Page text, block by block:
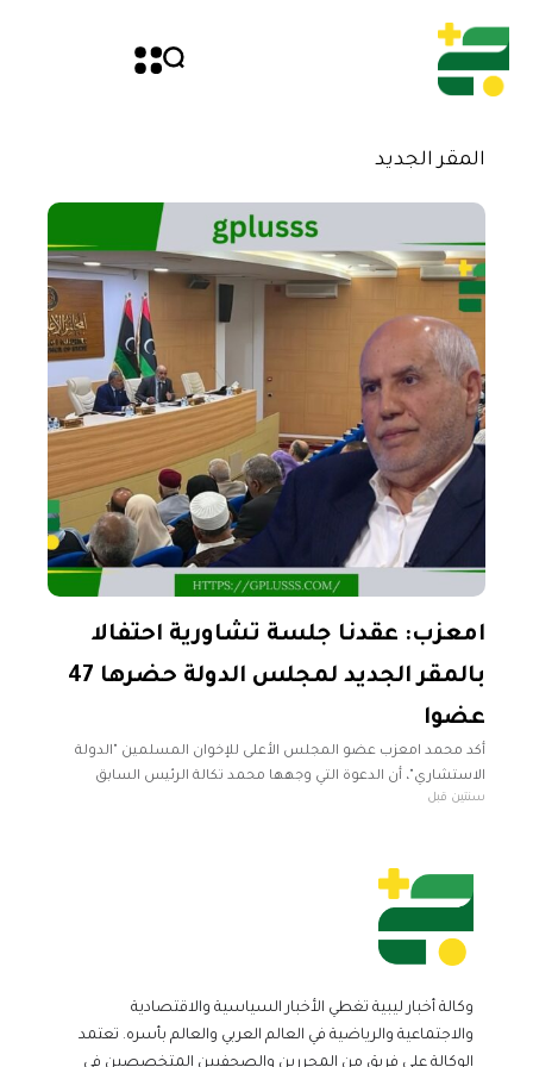
المقر الجديد
امعزب: عقدنا جلسة تشاورية احتفالا
بالمقر الجديد لمجلس الدولة حضرها 47
عضوا
أكد محمد امعزب عضو المجلس الأعلى للإخوان المسلمين "الدولة
الاستشاري"، أن الدعوة التي وجهها محمد تكالة الرئيس السابق
للمجلس والخاسر في الانتخابات السابقة، جاءت احتفالا بالمقر الجديد.
سنتين قبل
وكالة أخبار ليبية تغطي الأخبار السياسية والاقتصادية
والاجتماعية والرياضية في العالم العربي والعالم بأسره. تعتمد
الوكالة على فريق من المحررين والصحفيين المتخصصين في